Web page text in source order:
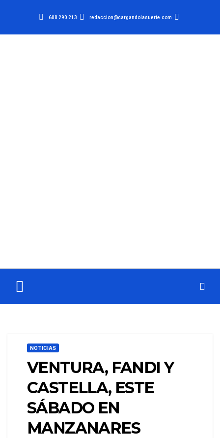
608 290 213 redaccion@cargandolasuerte.com
NOTICIAS
VENTURA, FANDI Y
CASTELLA, ESTE
SÁBADO EN
MANZANARES